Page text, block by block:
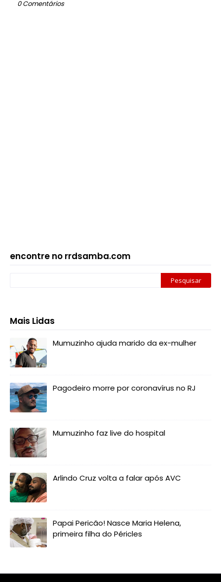
0 Comentários
encontre no rrdsamba.com
Mais Lidas
Mumuzinho ajuda marido da ex-mulher
Pagodeiro morre por coronavírus no RJ
Mumuzinho faz live do hospital
Arlindo Cruz volta a falar após AVC
Papai Pericão! Nasce Maria Helena,
primeira filha do Péricles